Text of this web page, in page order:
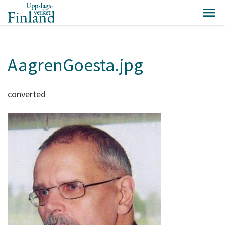
AagrenGoesta.jpg
converted